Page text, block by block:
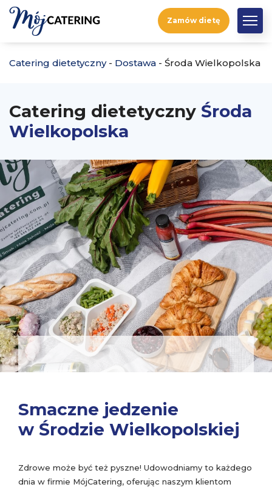
Zamów dietę
Catering dietetyczny- Dostawa - Środa Wielkopolska
Catering dietetyczny Środa
Wielkopolska
Smaczne jedzenie
w Środzie Wielkopolskiej
Zdrowe może być też pyszne! Udowodniamy to każdego
dnia w firmie MójCatering, oferując naszym klientom